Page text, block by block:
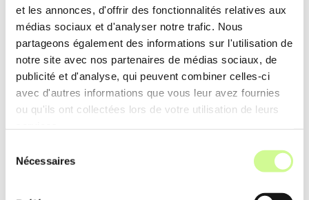
et les annonces, d'offrir des fonctionnalités relatives aux
médias sociaux et d'analyser notre trafic. Nous
partageons également des informations sur l'utilisation de
notre site avec nos partenaires de médias sociaux, de
publicité et d'analyse, qui peuvent combiner celles-ci
avec d'autres informations que vous leur avez fournies
ou qu'ils ont collectées lors de votre utilisation de leurs
Nécessaires
Zaps, déclenchant des actions uniquement lorsque
des critères spécifiques sont remplis, augmentant
laprécisiondes automatisations.
Exemple d’utilisation
Si un lead capturé dans un formulaire a un
« score » supérieur à 50 (condition), envoyer un
email de suivi personnalisé, garantissant un